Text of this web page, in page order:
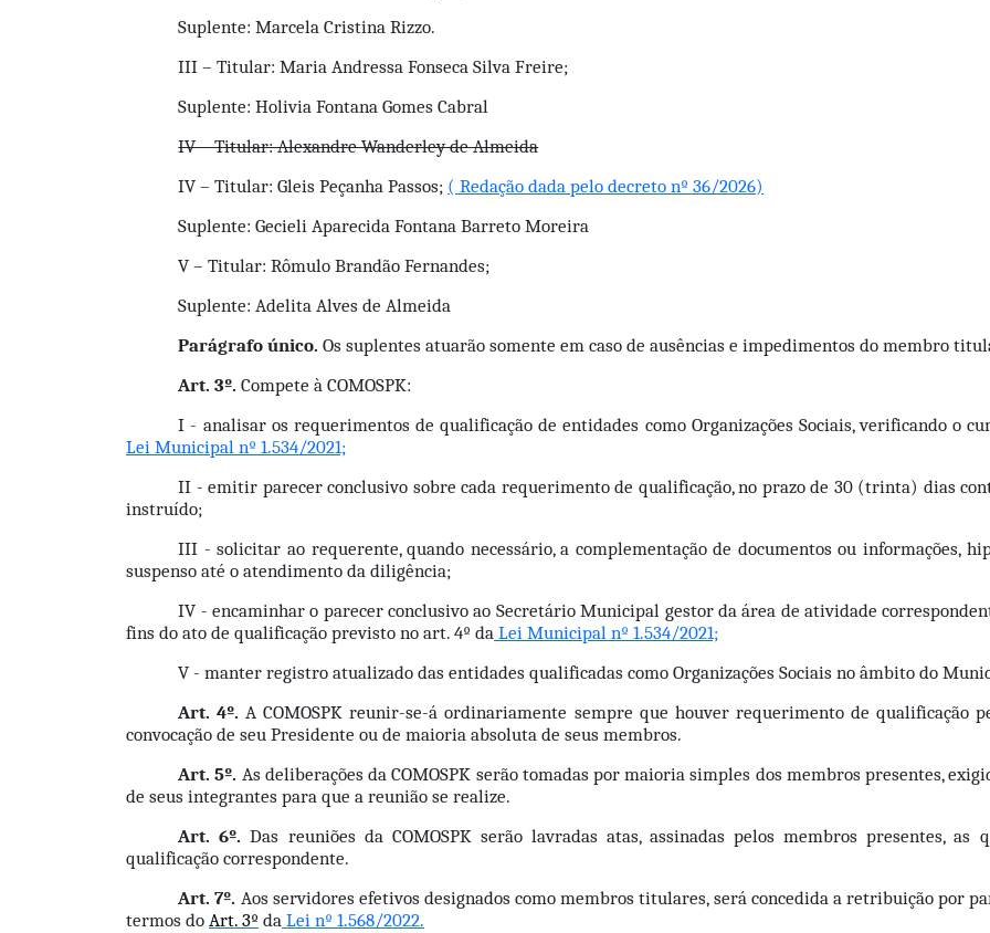
Suplente: Marcela Cristina Rizzo.
III – Titular: Maria Andressa Fonseca Silva Freire;
Suplente: Holivia Fontana Gomes Cabral
IV – Titular: Alexandre Wanderley de Almeida
IV – Titular: Gleis Peçanha Passos; ( Redação dada pelo decreto nº 36/2026)
Suplente: Gecieli Aparecida Fontana Barreto Moreira
V – Titular: Rômulo Brandão Fernandes;
Suplente: Adelita Alves de Almeida
Parágrafo único. Os suplentes atuarão somente em caso de ausências e impedimentos do membro
Art. 3º. Compete à COMOSPK:
I - analisar os requerimentos de qualificação de entidades como Organizações Sociais, verificando o
Lei Municipal nº 1.534/2021;
II - emitir parecer conclusivo sobre cada requerimento de qualificação, no prazo de 30 (trinta) dias
instruído;
III - solicitar ao requerente, quando necessário, a complementação de documentos ou informações,
suspenso até o atendimento da diligência;
IV - encaminhar o parecer conclusivo ao Secretário Municipal gestor da área de atividade
fins do ato de qualificação previsto no art. 4º da Lei Municipal nº 1.534/2021;
V - manter registro atualizado das entidades qualificadas como Organizações Sociais no âmbito do
Art. 4º. A COMOSPK reunir-se-á ordinariamente sempre que houver requerimento de qualificação
convocação de seu Presidente ou de maioria absoluta de seus membros.
Art. 5º. As deliberações da COMOSPK serão tomadas por maioria simples dos membros presentes,
de seus integrantes para que a reunião se realize.
Art. 6º. Das reuniões da COMOSPK serão lavradas atas, assinadas pelos membros presentes,
qualificação correspondente.
Art. 7º. Aos servidores efetivos designados como membros titulares, será concedida a retribuição por
termos do Art. 3º da Lei nº 1.568/2022.